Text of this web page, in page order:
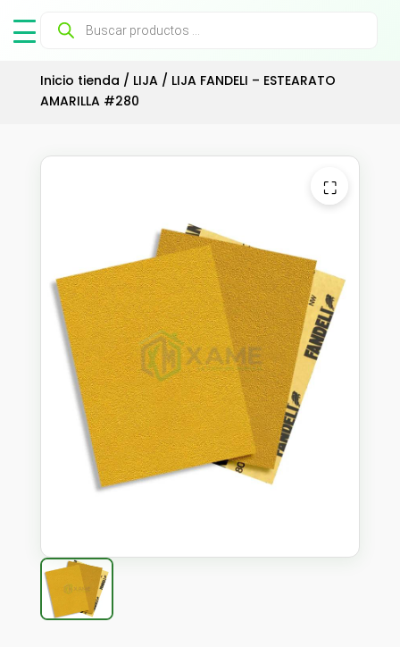
Búsqueda
productos
Inicio tienda / LIJA/ LIJA FANDELI – ESTEARATO
AMARILLA #280
⛶